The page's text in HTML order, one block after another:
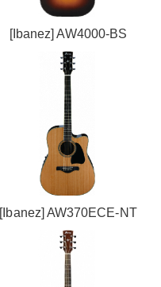
[Ibanez] AW4000-BS
[Ibanez] AW370ECE-NT